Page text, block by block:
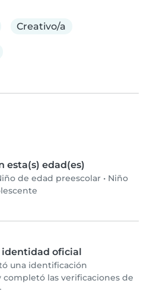
Creativo/a
esta(s) edad(es)
de edad preescolar • Niño
oficial
una identificación
las verificaciones de